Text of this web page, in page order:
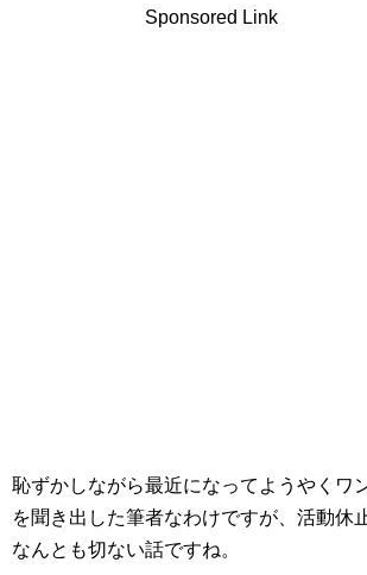
Sponsored Link
恥ずかしながら最近になってようやくワ
を聞き出した筆者なわけですが、活動休
なんとも切ない話ですね。